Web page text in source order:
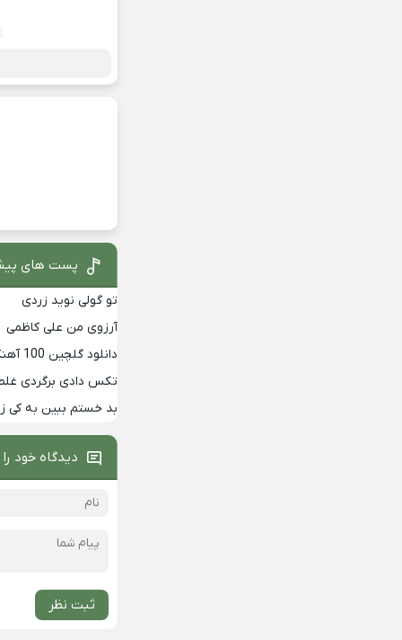
پست های
تو گولی نوید زردی
آرزوی من علی کاظمی
دانلود گلچین 100 آهنگ برتر دهه 90
تکس دادی برگردی
بد خستم ببین به کی
دیدگاه خود
ثبت نظر